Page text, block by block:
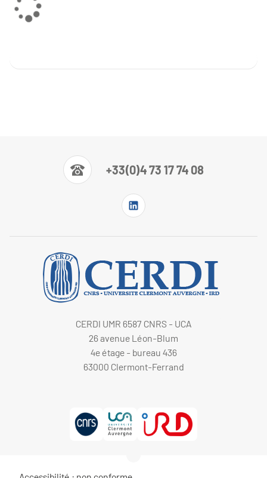
+33(0)4 73 17 74 08
CERDI UMR 6587 CNRS - UCA
26 avenue Léon-Blum
4e étage - bureau 436
63000 Clermont-Ferrand